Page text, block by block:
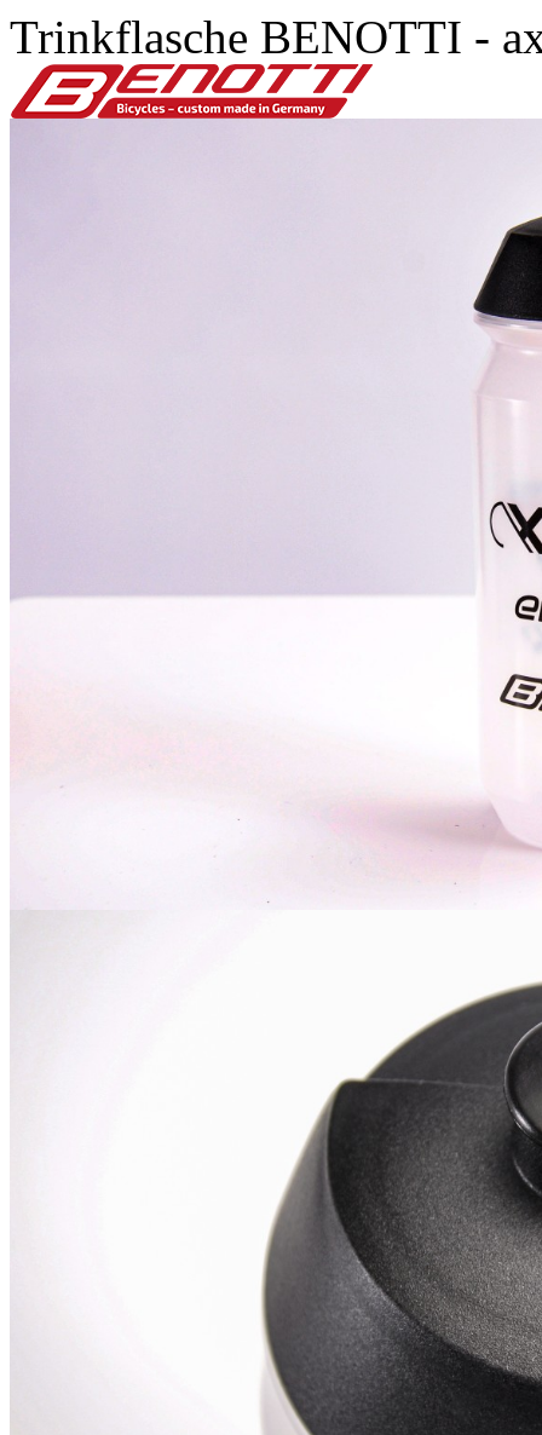
Trinkflasche BENOTTI -